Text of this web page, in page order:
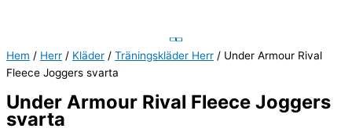
Hem / Herr / Kläder / Träningskläder Herr / Under Armour Rival
Fleece Joggers svarta
Under Armour Rival Fleece Joggers
svarta